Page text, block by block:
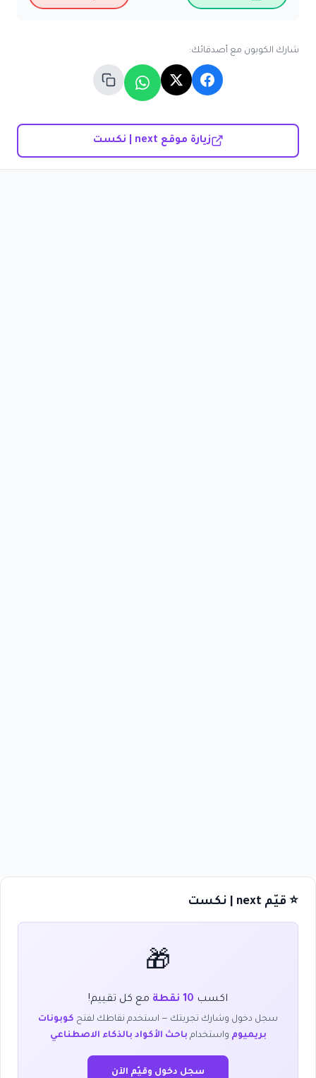
شارك الكوبون مع أصدقائك:
زيارة موقع next | نكست
⭐ قيّم next | نكست
🎁
اكسب 10 نقطة مع كل تقييم!
سجل دخول وشارك تجربتك — استخدم نقاطك لفتح كوبونات
بريميوم واستخدام باحث الأكواد بالذكاء الاصطناعي
سجل دخول وقيّم الآن